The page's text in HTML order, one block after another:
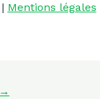
| Mentions légales
→